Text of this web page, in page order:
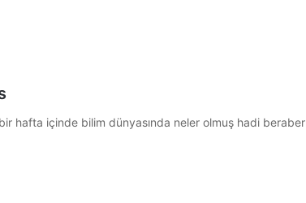
hafta içinde bilim dünyasında neler olmuş hadi beraber